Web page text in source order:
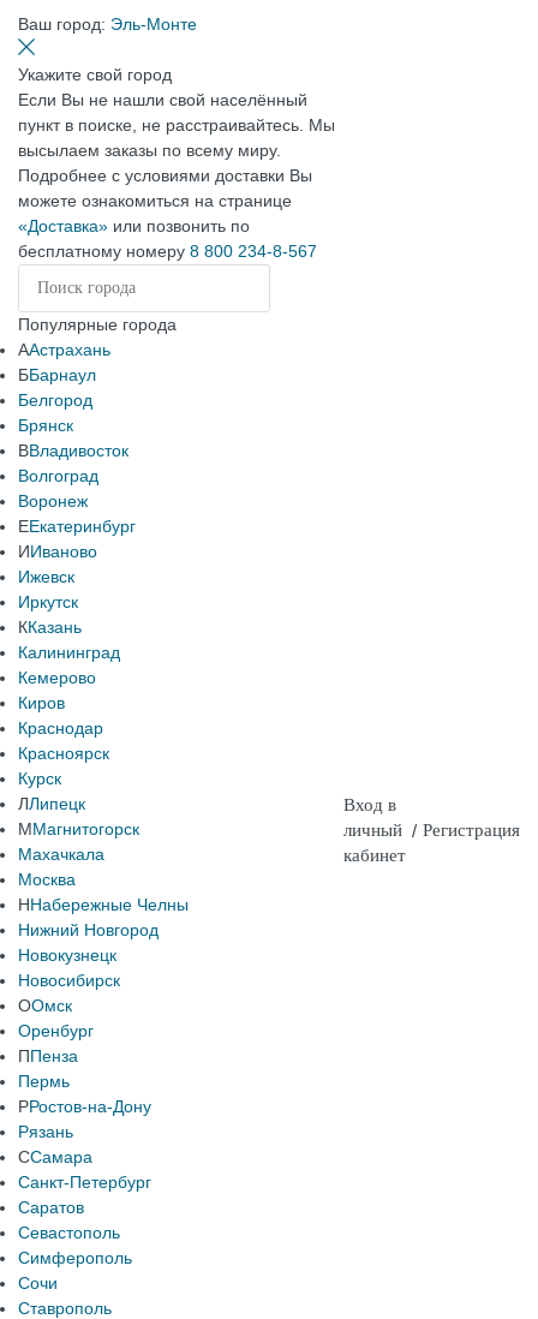
Ваш город: Эль-Монте
Укажите свой город
Если Вы не нашли свой населённый
пункт в поиске, не расстраивайтесь. Мы
высылаем заказы по всему миру.
Подробнее с условиями доставки Вы
можете ознакомиться на странице
«Доставка» или позвонить по
бесплатному номеру 8 800 234-8-567
Популярные города
ААстрахань
ББарнаул
Белгород
Брянск
ВВладивосток
Волгоград
Воронеж
ЕЕкатеринбург
ИИваново
Ижевск
Иркутск
ККазань
Калининград
Кемерово
Киров
Краснодар
Красноярск
Курск
ЛЛипецк
ММагнитогорск
Махачкала
Москва
ННабережные Челны
Нижний Новгород
Новокузнецк
Новосибирск
ООмск
Оренбург
ППенза
Пермь
РРостов-на-Дону
Рязань
ССамара
Санкт-Петербург
Саратов
Севастополь
Симферополь
Сочи
Ставрополь
Вход в
личный
кабинет
/ Регистрация